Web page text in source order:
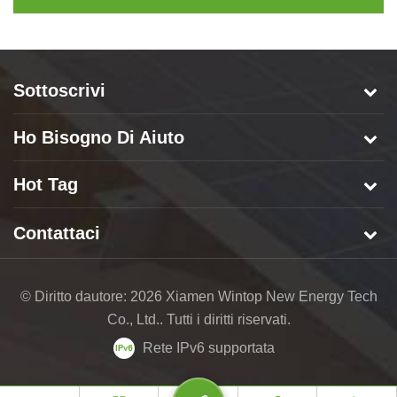
Sottoscrivi
Ho Bisogno Di Aiuto
Hot Tag
Contattaci
© Diritto dautore: 2026 Xiamen Wintop New Energy Tech
Co., Ltd.. Tutti i diritti riservati.
Rete IPv6 supportata